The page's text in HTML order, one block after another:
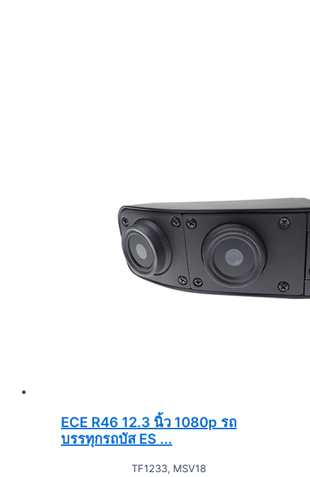
ECE R46 12.3 นิ้ว 1080p รถ
บรรทุกรถบัส ES ...
TF1233, MSV18